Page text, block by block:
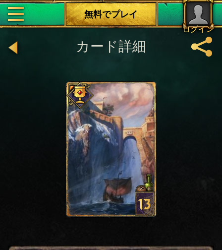
ログイン
無料でプレイ
カード詳細
13